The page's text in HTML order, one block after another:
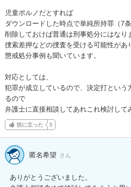
児童ポルノだとすれば
ダウンロードした時点で単純所持罪（7
削除しておけば普通は刑事処分にはなり
捜索差押などの捜査を受ける可能性があ
懲戒処分事例も聞いています。
対応としては、
犯罪が成立しているので、決定打という
るので
弁護士に直接相談してあれこれ検討して
役に立った 3
匿名希望 さん
ありがとうございました。